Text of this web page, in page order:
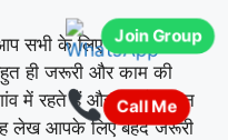
Join Group
Call Me
सभी के लिए राशन कार्ड
ही जरूरी और काम की
में रहते हैं और आपने राशन
लेख आपके लिए बेहद जरूरी